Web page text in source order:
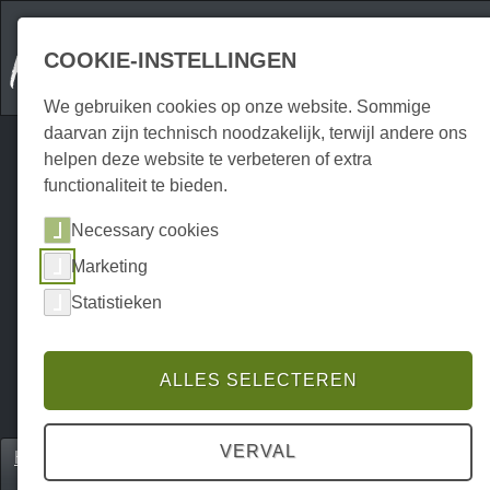
Home
Hotels & Pensions
P0077UH00052
COOKIE-INSTELLINGEN
We gebruiken cookies op onze website. Sommige
daarvan zijn technisch noodzakelijk, terwijl andere ons
helpen deze website te verbeteren of extra
functionaliteit te bieden.
Necessary cookies
Marketing
Statistieken
ALLES SELECTEREN
VERVAL